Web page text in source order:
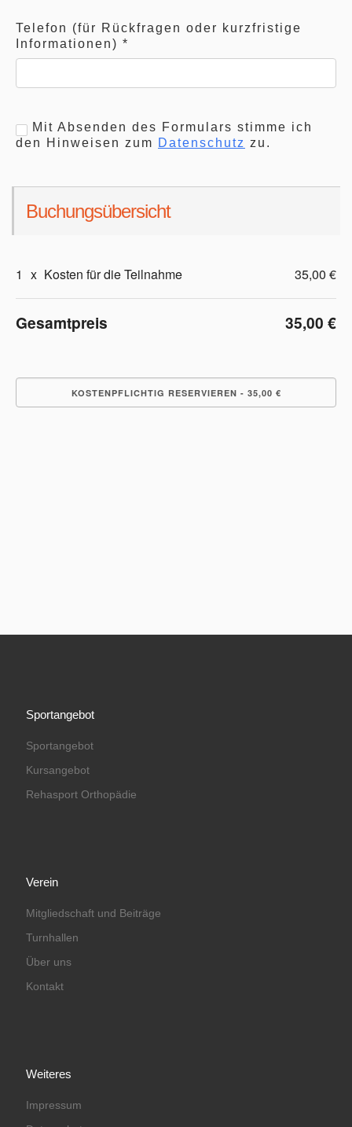
Telefon (für Rückfragen oder kurzfristige
Informationen) *
Mit Absenden des Formulars stimme ich
den Hinweisen zum Datenschutz zu.
Buchungsübersicht
1 x Kosten für die Teilnahme 35,00 €
Gesamtpreis 35,00 €
Sportangebot
Sportangebot
Kursangebot
Rehasport Orthopädie
Verein
Mitgliedschaft und Beiträge
Turnhallen
Über uns
Kontakt
Weiteres
Impressum